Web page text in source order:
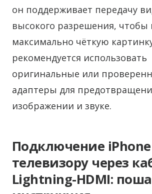
он поддерживает передачу
высокого разрешения, чтобы
максимально чёткую
рекомендуется использовать
оригинальные или
адаптеры для
изображении и звуке.
Подключение
телевизору через
Lightning-HDMI: